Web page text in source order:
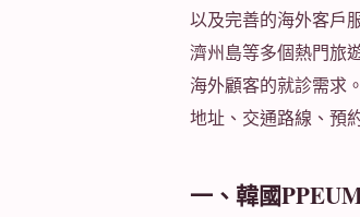
以及完善的海外客戶
濟州島等多個熱門旅
海外顧客的就診需求
地址、交通路線、預
一、韓國